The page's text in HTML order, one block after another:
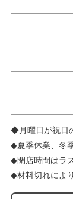
◆月曜日が祝日
◆夏季休業、冬
◆閉店時間はラ
◆材料切れによ